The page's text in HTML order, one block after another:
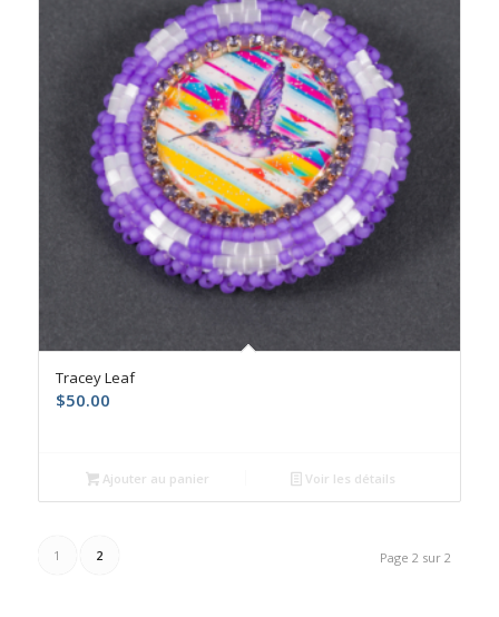
Tracey Leaf
$50.00
Ajouter au panier Voir les détails
Page 2 sur 2
1 2